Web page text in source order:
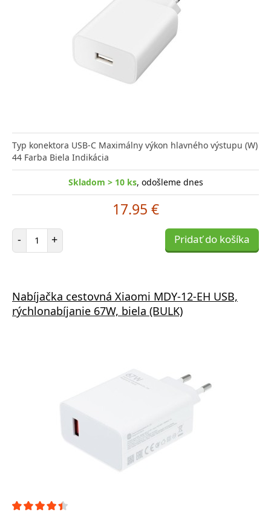
Typ konektora USB-C Maximálny výkon hlavného výstupu (W)
44 Farba Biela Indikácia
Skladom > 10 ks, odošleme dnes
17.95 €
- Počet položiek
+ Pridať do košíka
Nabíjačka cestovná Xiaomi MDY-12-EH USB,
rýchlonabíjanie 67W, biela (BULK)